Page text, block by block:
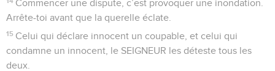
Commencer une dispute, c’est provoquer une inondation.
Arrête-toi avant que la querelle éclate.
15 Celui qui déclare innocent un coupable, et celui qui
condamne un innocent, le SEIGNEUR les déteste tous les
deux.